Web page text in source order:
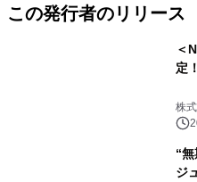
この発行者のリリース
＜
定！
株
“
ジ